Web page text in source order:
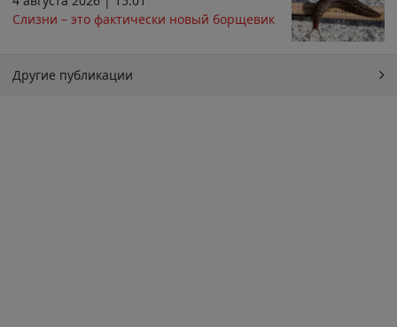
Слизни – это фактически новый борщевик
Другие публикации